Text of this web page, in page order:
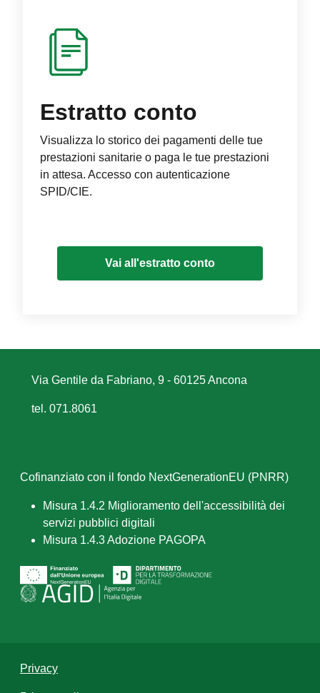
Estratto conto
Visualizza lo storico dei pagamenti delle tue
prestazioni sanitarie o paga le tue prestazioni
in attesa. Accesso con autenticazione
SPID/CIE.
Vai all'estratto conto
Via Gentile da Fabriano, 9 - 60125 Ancona
tel. 071.8061
Cofinanziato con il fondo NextGenerationEU (PNRR)
Misura 1.4.2 Miglioramento dell'accessibilità dei
servizi pubblici digitali
Misura 1.4.3 Adozione PAGOPA
Privacy